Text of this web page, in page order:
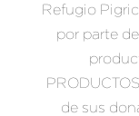
Refugio
por parte
de sus